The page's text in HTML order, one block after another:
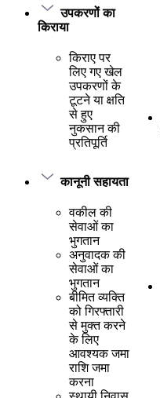
उपकरणों का
किराया
किराए पर
लिए गए खेल
उपकरणों के
टूटने या क्षति
से हुए
नुकसान की
प्रतिपूर्ति
कानूनी सहायता
वकील की
सेवाओं का
भुगतान
अनुवादक की
सेवाओं का
भुगतान
बीमित व्यक्ति
को गिरफ्तारी
से मुक्त करने
के लिए
आवश्यक जमा
राशि जमा
करना